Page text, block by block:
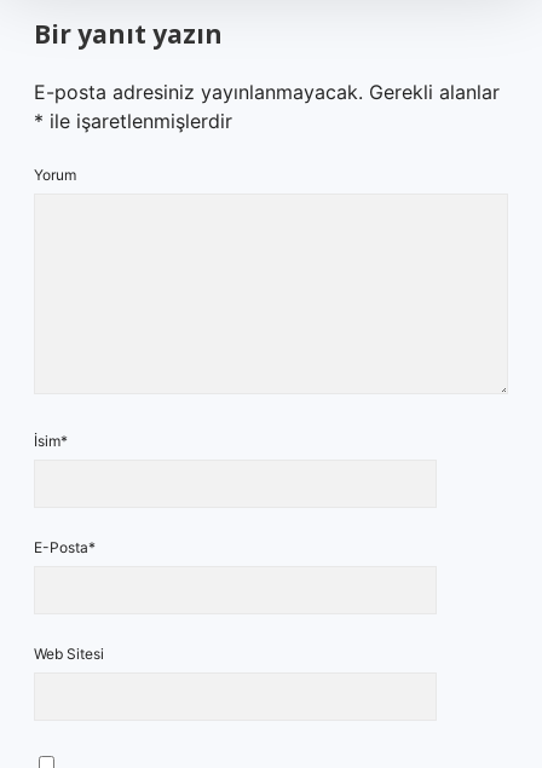
Bir yanıt yazın
E-posta adresiniz yayınlanmayacak. Gerekli alanlar
* ile işaretlenmişlerdir
Yorum
İsim*
E-Posta*
Web Sitesi